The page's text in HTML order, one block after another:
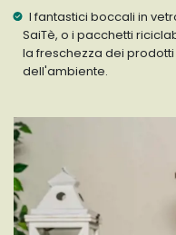
I fantastici boccali in
SaiTè, o i pacchetti
la freschezza dei
dell'ambiente.